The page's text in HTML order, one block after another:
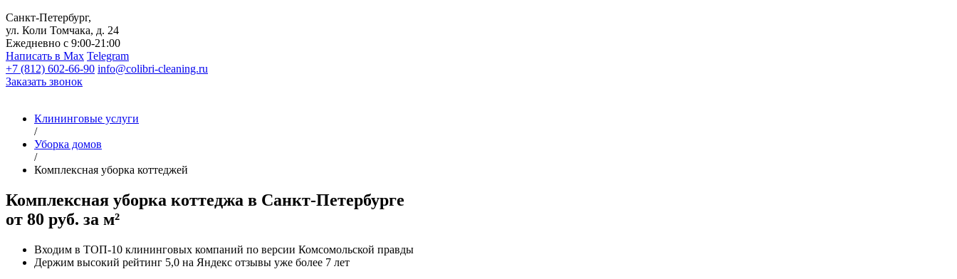
Санкт-Петербург,
ул. Коли Томчака, д. 24
Ежедневно с 9:00-21:00
Написать в Max Telegram
+7 (812) 602-66-90 info@colibri-cleaning.ru
Заказать звонок
Клининговые услуги
/
Уборка домов
/
Комплексная уборка коттеджей
Комплексная уборка коттеджа в Санкт-Петербурге
от 80 руб. за м²
Входим в ТОП-10 клининговых компаний по версии Комсомольской правды
Держим высокий рейтинг 5,0 на Яндекс отзывы уже более 7 лет